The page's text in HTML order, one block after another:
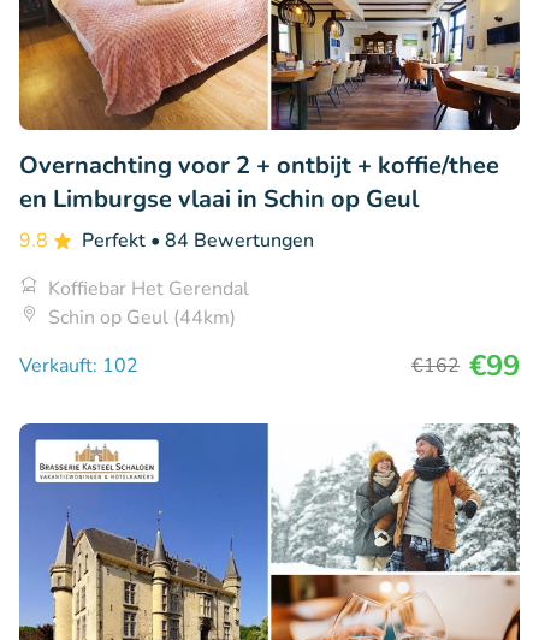
Overnachting voor 2 + ontbijt + koffie/thee
en Limburgse vlaai in Schin op Geul
9.8 Perfekt • 84 Bewertungen
Koffiebar Het Gerendal
Schin op Geul (44km)
Verkauft: 102
€162 €99